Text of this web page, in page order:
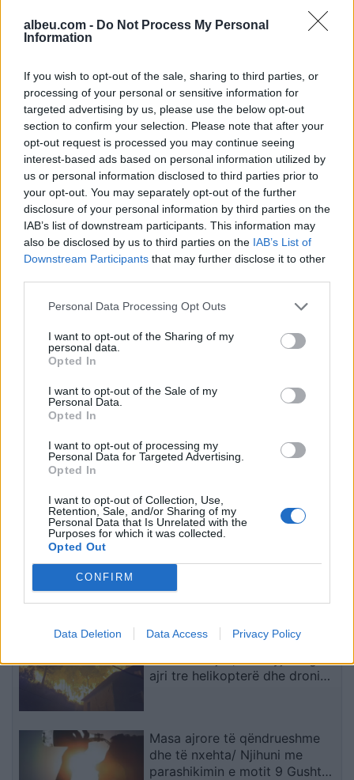
albeu.com - Do Not Process My Personal
Information
If you wish to opt-out of the sale, sharing to third parties, or
processing of your personal or sensitive information for
targeted advertising by us, please use the below opt-out
section to confirm your selection. Please note that after your
opt-out request is processed you may continue seeing
interest-based ads based on personal information utilized by
us or personal information disclosed to third parties prior to
your opt-out. You may separately opt-out of the further
disclosure of your personal information by third parties on the
IAB’s list of downstream participants. This information may
also be disclosed by us to third parties on the IAB’s List of
Downstream Participants that may further disclose it to other
Personal Data Processing Opt Outs
I want to opt-out of the Sharing of my
personal data.
Opted In
I want to opt-out of the Sale of my
Personal Data.
Opted In
I want to opt-out of processing my
Personal Data for Targeted Advertising.
Opted In
I want to opt-out of Collection, Use,
Retention, Sale, and/or Sharing of my
Personal Data that Is Unrelated with the
Purposes for which it was collected.
Opted Out
CONFIRM
Data Deletion Data Access Privacy Policy
ndërhyjnë nga ajri tre
helikopterë dhe droni
nxehta/ Njihuni me
termometri do të shënojë
41 gradë
Arrestohet 73-vjeçari në
Krujë, ndezi zjarr për të
djegur barin dhe flakët u
përhapën drejt malit
Zjarri në Krujë përhapet
më tej, evakuohen
banorët e Barabit–Lluban,
raportohen shpërthime
armatimesh
Arrestohet pranë banesës
i dyshuari për vrasjen e
20-vjeçarit në Korçë
Dita e nëntë e protestës
teserat e PS-së dhe
kundërshtojnë bashkimin
Protestuesit vijojnë
qëndresën, pas fjalimeve
nis marshimi në Bulevard:
“Nesër më shumë!”
Protesta hyn në ditën e
grumbullohen në sheshin
dorëheqjen!
të fundit
Zjarri i përmasave të mëdha në
ajri tre helikopterë dhe droni
Masa ajrore të qëndrueshme
dhe të nxehta/ Njihuni me
parashikimin e motit 9 Gusht